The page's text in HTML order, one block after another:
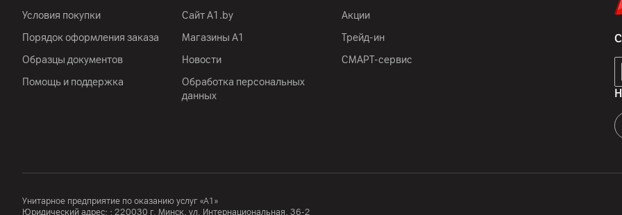
Высота (без подставки)
Вес (без подставки)
Аудио выход: 60 Вт,
Функции
Условия покупки
Порядок оформления заказа
Образцы документов
Помощь и поддержка
Сайт A1.by
Магазины А1
Новости
Обработка персональных
данных
Акции
Трейд-ин
СМАРТ-сервис
Унитарное предприятие по оказанию услуг «А1»
Юридический адрес: : 220030 г. Минск, ул. Интернациональная, 36-2